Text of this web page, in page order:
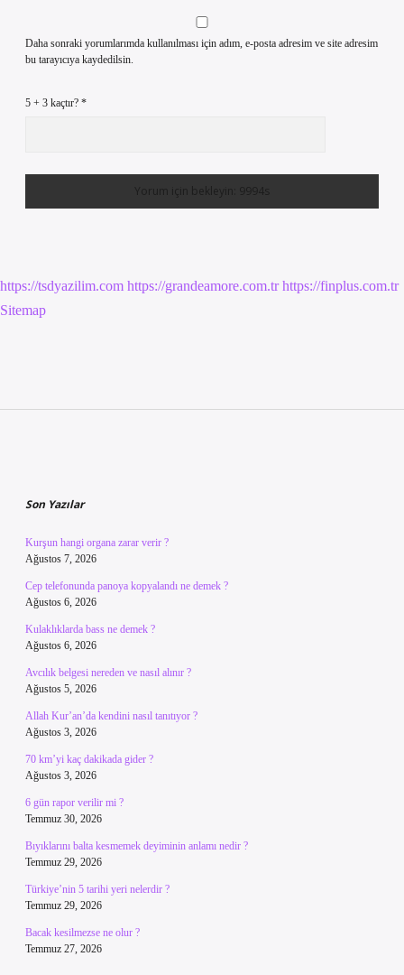
Daha sonraki yorumlarımda kullanılması için adım, e-posta adresim ve site adresim
bu tarayıcıya kaydedilsin.
5 + 3 kaçtır? *
https://tsdyazilim.com https://grandeamore.com.tr https://finplus.com.tr
Sitemap
Son Yazılar
Kurşun hangi organa zarar verir ?
Ağustos 7, 2026
Cep telefonunda panoya kopyalandı ne demek ?
Ağustos 6, 2026
Kulaklıklarda bass ne demek ?
Ağustos 6, 2026
Avcılık belgesi nereden ve nasıl alınır ?
Ağustos 5, 2026
Allah Kur’an’da kendini nasıl tanıtıyor ?
Ağustos 3, 2026
70 km’yi kaç dakikada gider ?
Ağustos 3, 2026
6 gün rapor verilir mi ?
Temmuz 30, 2026
Bıyıklarını balta kesmemek deyiminin anlamı nedir ?
Temmuz 29, 2026
Türkiye’nin 5 tarihi yeri nelerdir ?
Temmuz 29, 2026
Bacak kesilmezse ne olur ?
Temmuz 27, 2026